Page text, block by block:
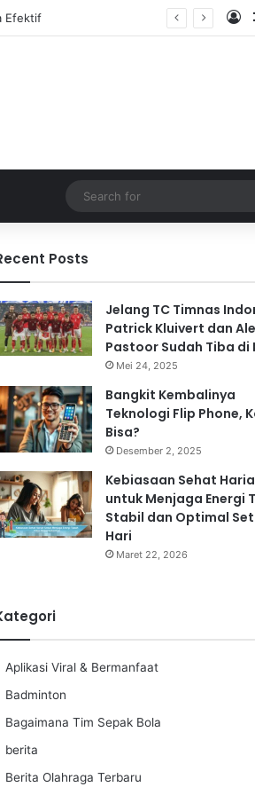
Posts
Jelang TC Timnas
Patrick Kluivert dan
Pastoor Sudah Tiba di
Mei 24, 2025
Bangkit Kembalinya
Teknologi Flip Phone,
Bisa?
Desember 2, 2025
Kebiasaan Sehat
untuk Menjaga Energi
Stabil dan Optimal
Hari
Maret 22, 2026
Aplikasi Viral & Bermanfaat
Badminton
Bagaimana Tim Sepak Bola
berita
Berita Olahraga Terbaru